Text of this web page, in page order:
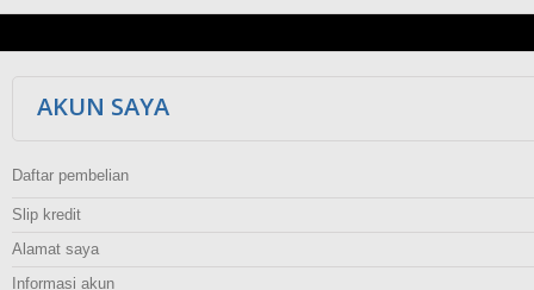
AKUN SAYA
Daftar pembelian
Slip kredit
Alamat saya
Informasi akun